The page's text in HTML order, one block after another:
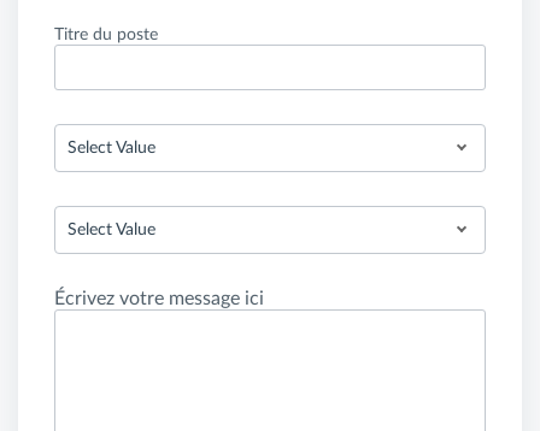
Titre du poste
Select Value
Select Value
Écrivez votre message ici